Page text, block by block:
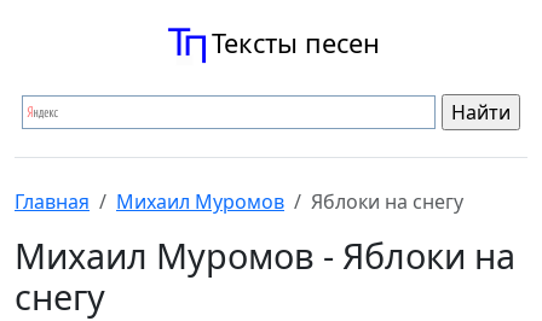
Тексты песен
Главная Михаил Муромов Яблоки на снегу
Михаил Муромов - Яблоки на
снегу